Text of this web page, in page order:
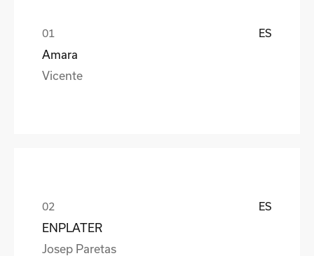
ES
Amara
Vicente
ES
ENPLATER
Josep Paretas